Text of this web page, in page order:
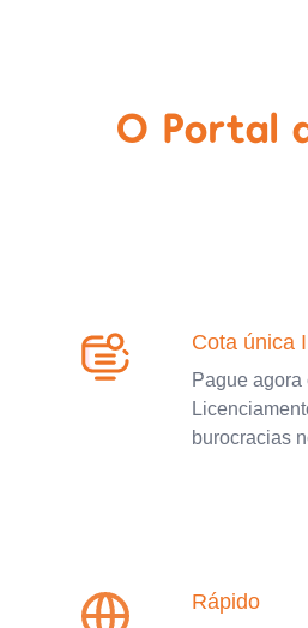
O Portal
Cota única
Pague agora
burocracias
Rápido